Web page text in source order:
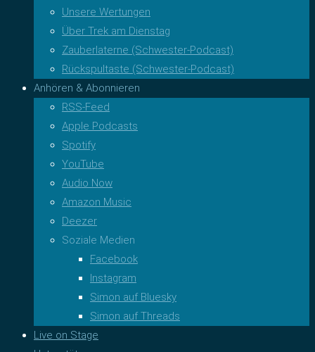
Unsere Wertungen
Über Trek am Dienstag
Zauberlaterne (Schwester-Podcast)
Rückspultaste (Schwester-Podcast)
Anhören & Abonnieren
RSS-Feed
Apple Podcasts
Spotify
YouTube
Audio Now
Amazon Music
Deezer
Soziale Medien
Facebook
Instagram
Simon auf Bluesky
Simon auf Threads
Live on Stage